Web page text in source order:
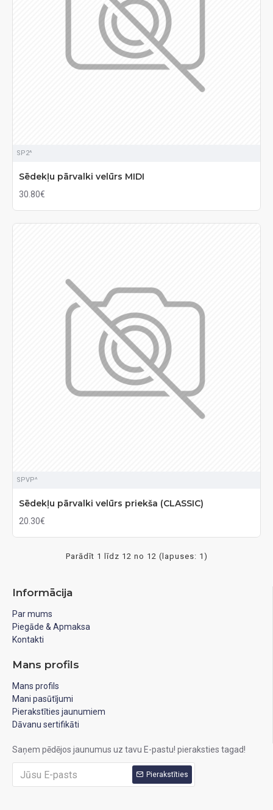
SP2^
Sēdekļu pārvalki velūrs MIDI
30.80€
SPVP^
Sēdekļu pārvalki velūrs priekša (CLASSIC)
20.30€
Parādīt 1 līdz 12 no 12 (lapuses: 1)
Informācija
Par mums
Piegāde & Apmaksa
Kontakti
Mans profils
Mans profils
Mani pasūtījumi
Pierakstīties jaunumiem
Dāvanu sertifikāti
Saņem pēdējos jaunumus uz tavu E-pastu! pieraksties tagad!
Pierakstīties